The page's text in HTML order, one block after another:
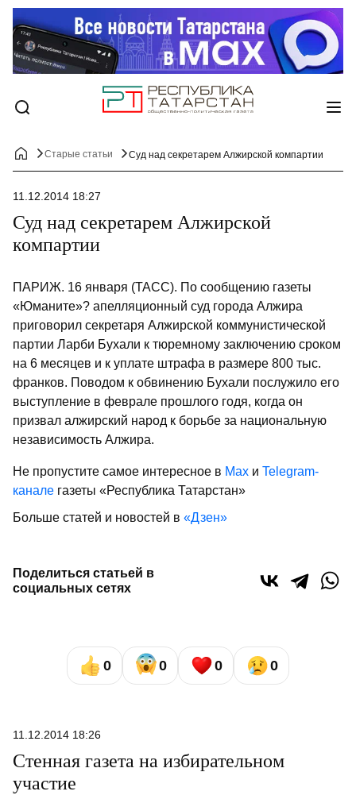
Старые статьи Суд над секретарем Алжирской компартии
11.12.2014 18:27
Суд над секретарем Алжирской
компартии
ПАРИЖ. 16 января (ТАСС). По сообщению газеты
«Юманите»? апелляционный суд города Алжира
приговорил секретаря Алжирской коммунистической
партии Ларби Бухали к тюремному заключению сроком
на 6 месяцев и к уплате штрафа в размере 800 тыс.
франков. Поводом к обвинению Бухали послужило его
выступление в феврале прошлого годя, когда он
призвал алжирский народ к борьбе за национальную
независимость Алжира.
Не пропустите самое интересное в Max и Telegram-
канале газеты «Республика Татарстан»
Больше статей и новостей в «Дзен»
Поделиться статьей в
социальных сетях
0 0 0 0
11.12.2014 18:26
Стенная газета на избирательном
участие